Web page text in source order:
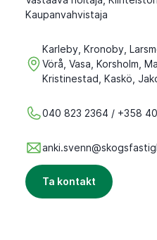
Kaupanvahvistaja
Karleby, Kronoby,
Vörå, Vasa, Korsholm,
Kristinestad, Kaskö,
040 823 2364 / +358
Ta kontakt